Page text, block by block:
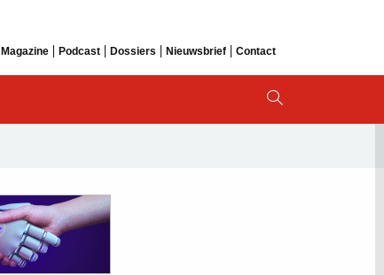
Magazine Podcast Dossiers Nieuwsbrief Contact